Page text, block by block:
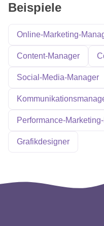
Beispiele
Online-Marketing-
Content-Manager
Social-Media-Manager
Performance-
Grafikdesigner